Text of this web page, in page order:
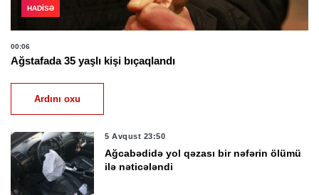
HADISƏ
00:06
Ağstafada 35 yaşlı kişi bıçaqlandı
Ardını oxu
5 Avqust 23:50
Ağcabədidə yol qəzası bir nəfərin ölümü
ilə nəticələndi